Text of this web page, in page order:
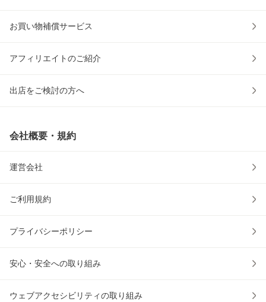
お買い物補償サービス
アフィリエイトのご紹介
出店をご検討の方へ
会社概要・規約
運営会社
ご利用規約
プライバシーポリシー
安心・安全への取り組み
ウェブアクセシビリティの取り組み